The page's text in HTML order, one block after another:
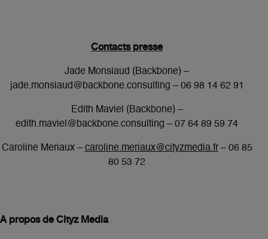
Contacts presse
Jade Monsiaud (Backbone) –
jade.monsiaud@backbone.consulting – 06 98 14 62 91
Edith Maviel (Backbone) –
edith.maviel@backbone.consulting – 07 64 89 59 74
Caroline Meriaux – caroline.meriaux@cityzmedia.fr– 06 85
80 53 72
A propos de Cityz Media